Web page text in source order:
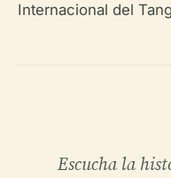
Internacional del
Escucha la